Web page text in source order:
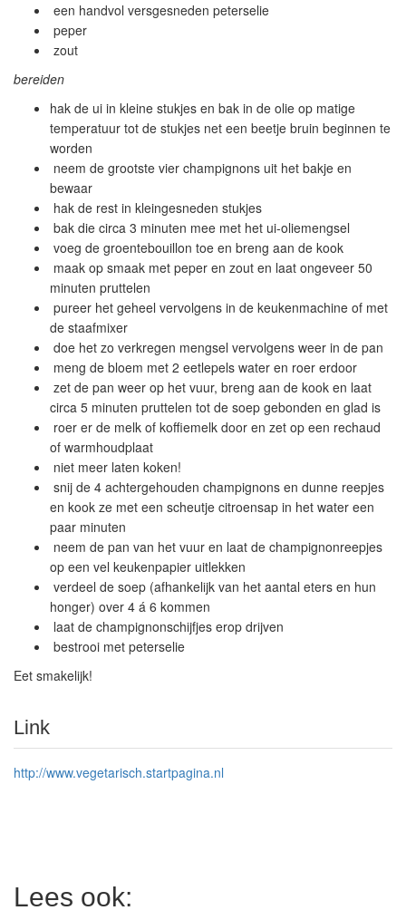
een handvol versgesneden peterselie
peper
zout
bereiden
hak de ui in kleine stukjes en bak in de olie op matige
temperatuur tot de stukjes net een beetje bruin beginnen te
worden
neem de grootste vier champignons uit het bakje en
bewaar
hak de rest in kleingesneden stukjes
bak die circa 3 minuten mee met het ui-oliemengsel
voeg de groentebouillon toe en breng aan de kook
maak op smaak met peper en zout en laat ongeveer 50
minuten pruttelen
pureer het geheel vervolgens in de keukenmachine of met
de staafmixer
doe het zo verkregen mengsel vervolgens weer in de pan
meng de bloem met 2 eetlepels water en roer erdoor
zet de pan weer op het vuur, breng aan de kook en laat
circa 5 minuten pruttelen tot de soep gebonden en glad is
roer er de melk of koffiemelk door en zet op een rechaud
of warmhoudplaat
niet meer laten koken!
snij de 4 achtergehouden champignons en dunne reepjes
en kook ze met een scheutje citroensap in het water een
paar minuten
neem de pan van het vuur en laat de champignonreepjes
op een vel keukenpapier uitlekken
verdeel de soep (afhankelijk van het aantal eters en hun
honger) over 4 á 6 kommen
laat de champignonschijfjes erop drijven
bestrooi met peterselie
Eet smakelijk!
Link
http://www.vegetarisch.startpagina.nl
Lees ook: